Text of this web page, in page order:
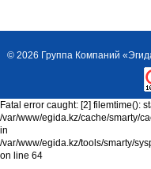
МГП FS (65-100-
товара:
Модуль газового
пожаротушения
© 2026 Группа Компаний
Fatal error caught: [2] filemtime():
/var/www/egida.kz/cache/smarty/
in
/var/www/egida.kz/tools/smarty/
on line 64